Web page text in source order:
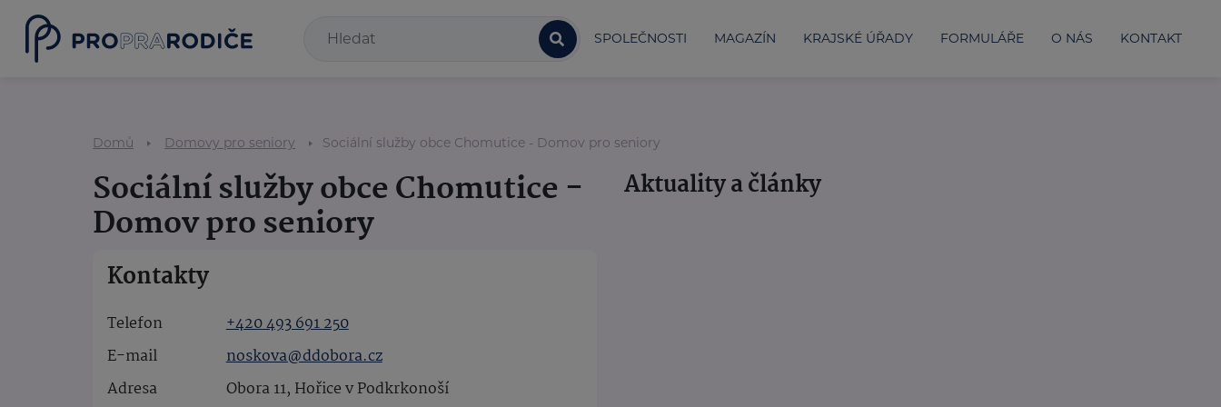
SPOLEČNOSTI MAGAZÍN KRAJSKÉ ÚŘADY FORMULÁŘE O NÁS KONTAKT
Domů Domovy pro seniory Sociální služby obce Chomutice - Domov pro seniory
Sociální služby obce Chomutice -
Domov pro seniory
Kontakty
Telefon
+420 493 691 250
E-mail
noskova@ddobora.cz
Adresa
Obora 11, Hořice v Podkrkonoší
Aktuality a články